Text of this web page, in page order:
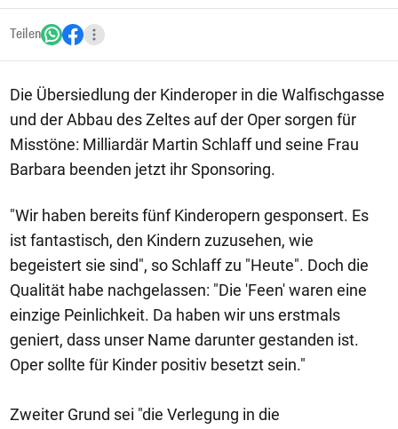
Teilen
Die Übersiedlung der Kinderoper in die Walfischgasse
und der Abbau des Zeltes auf der Oper sorgen für
Misstöne: Milliardär Martin Schlaff und seine Frau
Barbara beenden jetzt ihr Sponsoring.
"Wir haben bereits fünf Kinderopern gesponsert. Es
ist fantastisch, den Kindern zuzusehen, wie
begeistert sie sind", so Schlaff zu "Heute". Doch die
Qualität habe nachgelassen: "Die 'Feen' waren eine
einzige Peinlichkeit. Da haben wir uns erstmals
geniert, dass unser Name darunter gestanden ist.
Oper sollte für Kinder positiv besetzt sein."
Zweiter Grund sei "die Verlegung in die